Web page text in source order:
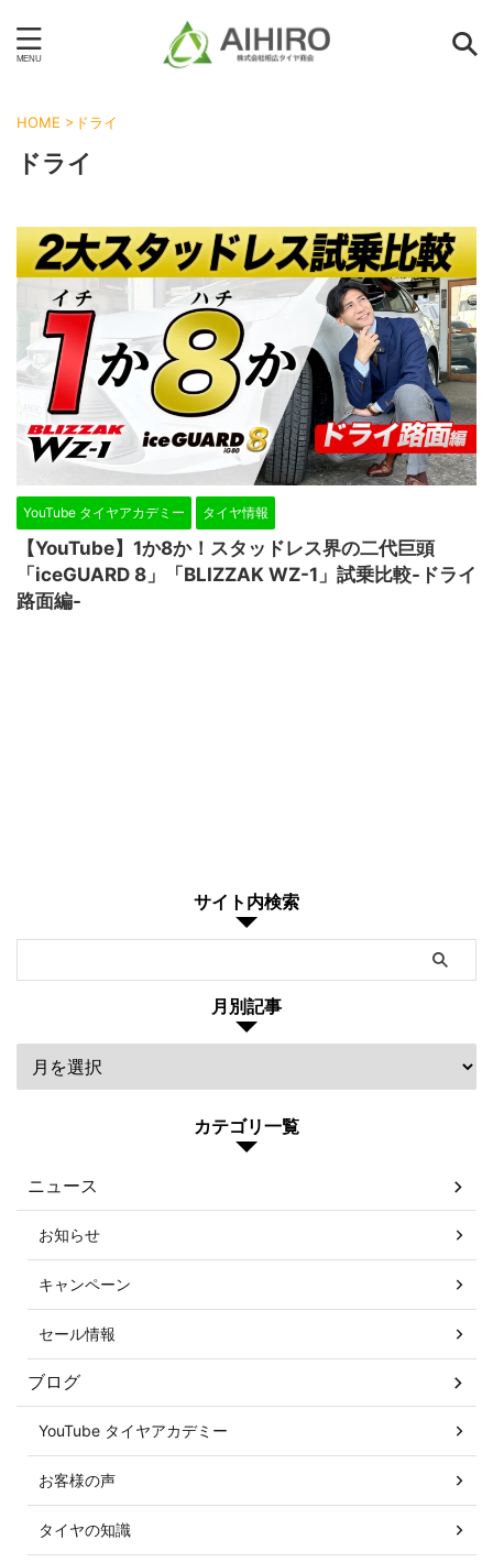
HOME > ドライ
ドライ
YouTube タイヤアカデミー タイヤ情報
【YouTube】1か8か！スタッドレス界の二代巨頭
「iceGUARD 8」「BLIZZAK WZ-1」試乗比較-ドライ
路面編-
サイト内検索
月別記事
カテゴリ一覧
ニュース
お知らせ
キャンペーン
セール情報
ブログ
YouTube タイヤアカデミー
お客様の声
タイヤの知識